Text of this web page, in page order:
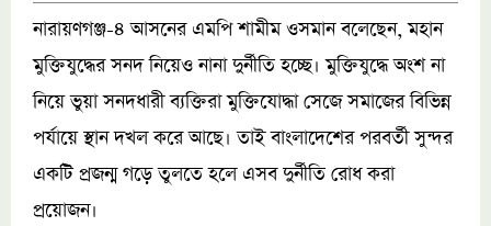
নারায়ণগঞ্জ-৪ আসনের এমপি শামীম ওসমান বলেছেন, মহান
মুক্তিযুদ্ধের সনদ নিয়েও নানা দুর্নীতি হচ্ছে। মুক্তিযুদ্ধে অংশ না
নিয়ে ভুয়া সনদধারী ব্যক্তিরা মুক্তিযোদ্ধা সেজে সমাজের বিভিন্ন
পর্যায়ে স্থান দখল করে আছে। তাই বাংলাদেশের পরবর্তী সুন্দর
একটি প্রজন্ম গড়ে তুলতে হলে এসব দুর্নীতি রোধ করা
প্রয়োজন।